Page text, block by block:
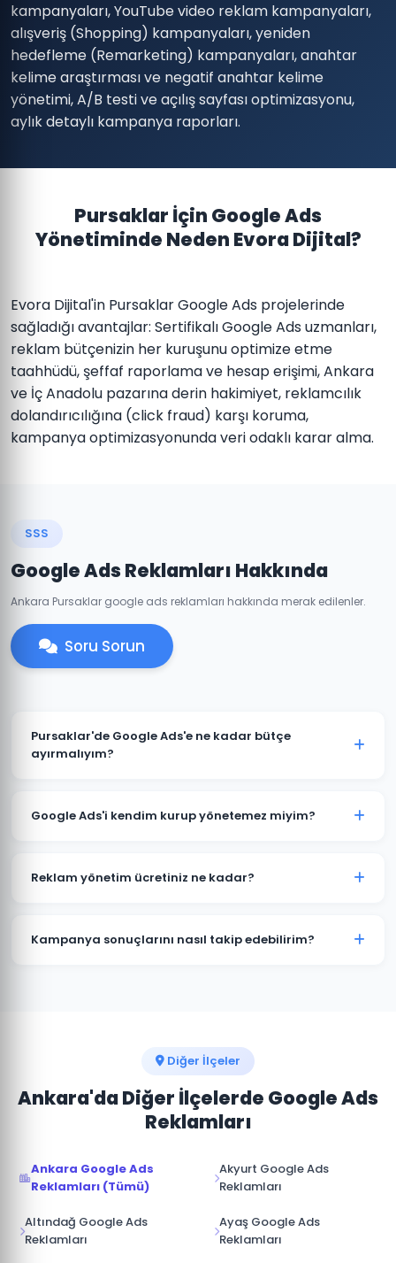
kampanyaları, YouTube video reklam kampanyaları,
alışveriş (Shopping) kampanyaları, yeniden
hedefleme (Remarketing) kampanyaları, anahtar
kelime araştırması ve negatif anahtar kelime
yönetimi, A/B testi ve açılış sayfası optimizasyonu,
aylık detaylı kampanya raporları.
Pursaklar İçin Google Ads
Yönetiminde Neden Evora Dijital?
Evora Dijital'in Pursaklar Google Ads projelerinde
sağladığı avantajlar: Sertifikalı Google Ads uzmanları,
reklam bütçenizin her kuruşunu optimize etme
taahhüdü, şeffaf raporlama ve hesap erişimi, Ankara
ve İç Anadolu pazarına derin hakimiyet, reklamcılık
dolandırıcılığına (click fraud) karşı koruma,
kampanya optimizasyonunda veri odaklı karar alma.
SSS
Google Ads Reklamları Hakkında
Ankara Pursaklar google ads reklamları hakkında merak edilenler.
Soru Sorun
Pursaklar'de Google Ads'e ne kadar bütçe
ayırmalıyım?
TL ile başlanabilir. Ancak anlamlı sonuçlar için 3.000-
Google Ads'i kendim kurup yönetemez miyim?
kampanyalar bütçenizi hızla tüketir. Pursaklar'deki
artırmaktadır.
Reklam yönetim ücretiniz ne kadar?
%15-20'si arasında değişmektedir. Pursaklar için
Kampanya sonuçlarını nasıl takip edebilirim?
Diğer İlçeler
Ankara'da Diğer İlçelerde Google Ads
Reklamları
Ankara Google Ads
Reklamları (Tümü)
Akyurt Google Ads
Reklamları
Altındağ Google Ads
Reklamları
Ayaş Google Ads
Reklamları